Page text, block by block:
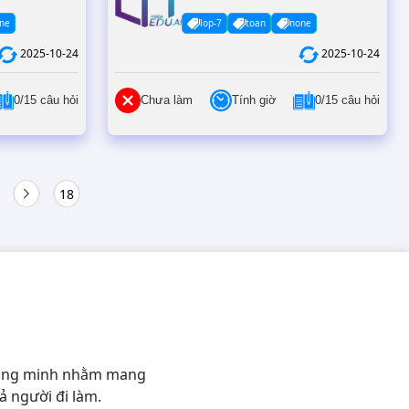
2025-10-24
0/15 câu hỏi
lop-7 toan none
2025-10-24
Chưa làm Tính giờ 0/15 câu hỏi
18
minh nhằm mang
người đi làm.